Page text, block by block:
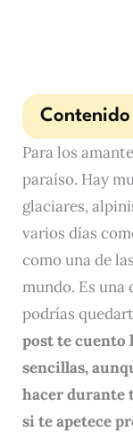
Para los
paraíso. Hay
glaciares,
varios días
como una de
mundo. Es una
podrías
post te cuento
sencillas,
hacer durante
si te apetece